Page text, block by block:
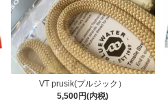
VT prusik(プルジック）
5,500円(内税)